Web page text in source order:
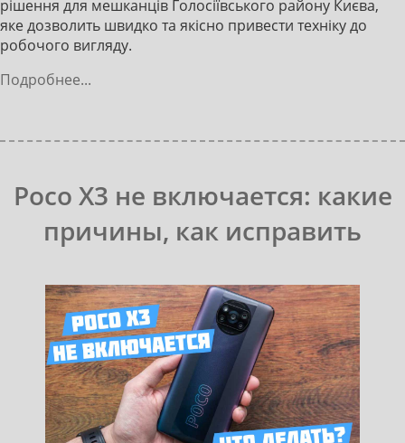
рішення для мешканців Голосіївського району Києва,
яке дозволить швидко та якісно привести техніку до
робочого вигляду.
Подробнее...
Poco X3 не включается: какие
причины, как исправить